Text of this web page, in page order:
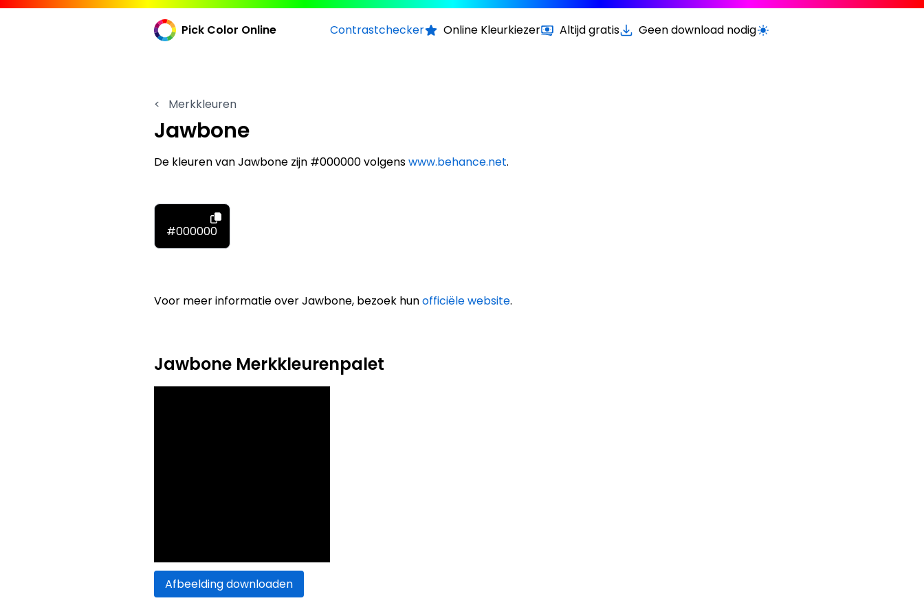
Pick Color Online Contrastchecker Online Kleurkiezer Altijd gratis Geen download nodigSchakel licht/donker modus
< Merkkleuren
Jawbone
De kleuren van Jawbone zijn #000000 volgenswww.behance.net.
#000000
Voor meer informatie over Jawbone, bezoek hunofficiële website.
Jawbone Merkkleurenpalet
Afbeelding downloaden